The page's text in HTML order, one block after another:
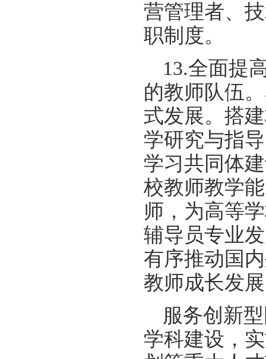
营管理者、
职制度。
13.全面提
的教师队伍
式发展。搭
学研究与指
学习共同体
校教师教学
师，为高等
辅导员专业
有序推动国
教师成长发
服务创新
学科建设，